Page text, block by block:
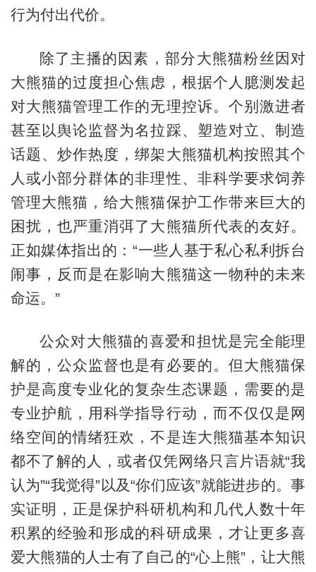
行为付出代价。
除了主播的因素，部分大熊猫粉丝因对
大熊猫的过度担心焦虑，根据个人臆测发起
对大熊猫管理工作的无理控诉。个别激进者
甚至以舆论监督为名拉踩、塑造对立、制造
话题、炒作热度，绑架大熊猫机构按照其个
人或小部分群体的非理性、非科学要求饲养
管理大熊猫，给大熊猫保护工作带来巨大的
困扰，也严重消弭了大熊猫所代表的友好。
正如媒体指出的：“一些人基于私心私利拆台
闹事，反而是在影响大熊猫这一物种的未来
命运。”
公众对大熊猫的喜爱和担忧是完全能理
解的，公众监督也是有必要的。但大熊猫保
护是高度专业化的复杂生态课题，需要的是
专业护航，用科学指导行动，而不仅仅是网
络空间的情绪狂欢，不是连大熊猫基本知识
都不了解的人，或者仅凭网络只言片语就“我
认为”“我觉得”以及“你们应该”就能进步的。事
实证明，正是保护科研机构和几代人数十年
积累的经验和形成的科研成果，才让更多喜
爱大熊猫的人士有了自己的“心上熊”，让大熊